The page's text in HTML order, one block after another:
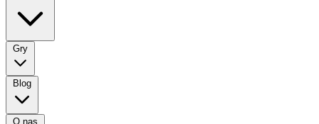
Gry
Blog
O nas